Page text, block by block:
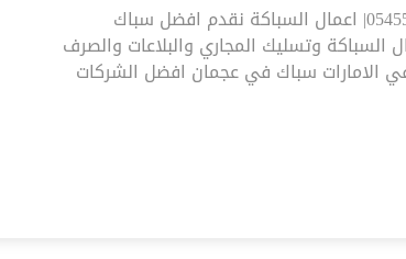
سباك في عجمان |0545574752| اعمال السباكة نقدم افضل سباك
السباكة وتسليك المجاري والبلاعات والصرف
الامارات سباك في عجمان افضل الشركات